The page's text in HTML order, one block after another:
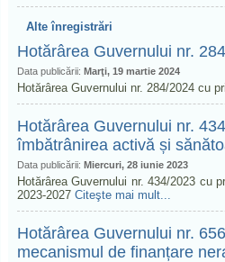
Alte înregistrări
Hotărârea Guvernului nr.
Data publicării: Marţi, 19 martie 2024
Hotărârea Guvernului nr. 284/2024 cu
Hotărârea Guvernului nr.
îmbătrânirea activă și
Data publicării: Miercuri, 28 iunie 2023
Hotărârea Guvernului nr. 434/2023 cu
2023-2027 Citeşte mai mult...
Hotărârea Guvernului nr.
mecanismul de finanțare